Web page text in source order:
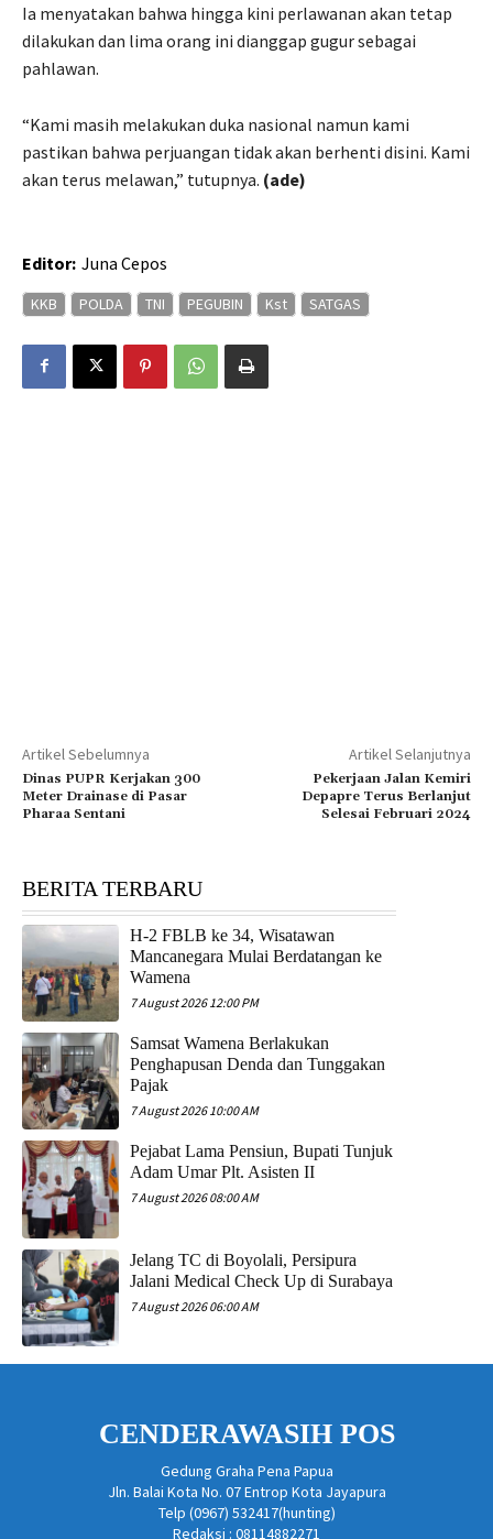
Ia menyatakan bahwa hingga kini perlawanan akan tetap
dilakukan dan lima orang ini dianggap gugur sebagai
pahlawan.
“Kami masih melakukan duka nasional namun kami
pastikan bahwa perjuangan tidak akan berhenti disini. Kami
akan terus melawan,” tutupnya. (ade)
Editor: Juna Cepos
KKB POLDA TNI PEGUBIN Kst SATGAS
Artikel Sebelumnya
Dinas PUPR Kerjakan 300
Meter Drainase di Pasar
Pharaa Sentani
Artikel Selanjutnya
Pekerjaan Jalan Kemiri
Depapre Terus Berlanjut
Selesai Februari 2024
BERITA TERBARU
H-2 FBLB ke 34, Wisatawan
Mancanegara Mulai Berdatangan ke
Wamena
7 August 2026 12:00 PM
Samsat Wamena Berlakukan
Penghapusan Denda dan Tunggakan
Pajak
7 August 2026 10:00 AM
Pejabat Lama Pensiun, Bupati Tunjuk
Adam Umar Plt. Asisten II
7 August 2026 08:00 AM
Jelang TC di Boyolali, Persipura
Jalani Medical Check Up di Surabaya
7 August 2026 06:00 AM
CENDERAWASIH POS
Gedung Graha Pena Papua
Jln. Balai Kota No. 07 Entrop Kota Jayapura
Telp (0967) 532417(hunting)
Redaksi : 08114882271